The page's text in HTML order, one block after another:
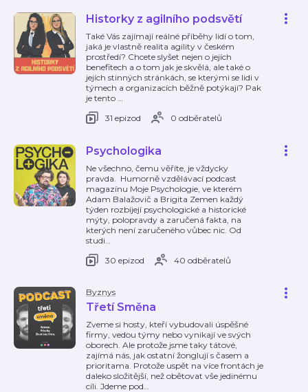
Historky z agilního podsvětí
Také Vás zajímají reálné příběhy lidí o tom,
jaká je vlastně realita agility v českém
prostředí? Chcete slyšet nejen o jejích
benefitech a o tom jak je skvělá, ale také o
jejích stinných stránkách, se kterými se lidi v
týmech a organizacích běžně potýkají? Pak
je tento …
31 epizod
0 odběratelů
Psychologika
Ne všechno, čemu věříte, je vždycky
pravda. Humorně vzdělávací podcast
magazínu Moje Psychologie, ve kterém
Adam Balažovič a Brigita Zemen každý
týden rozbíjejí psychologické a historické
mýty, polopravdy a zaručená fakta, na
kterých není zaručeného vůbec nic. Od
studi…
30 epizod
40 odběratelů
Byznys
Třetí Směna
Zveme si hosty, kteří vybudovali úspěšné
firmy, vedou týmy nebo vynikají ve svých
oborech. Ale protože jsme taky tátové,
zajímá nás, jak ostatní žonglují s časem a
prioritama. Protože uspět na více frontách je
daleko složitější, než obětovat vše jedinému
cíli. Jdeme pod…